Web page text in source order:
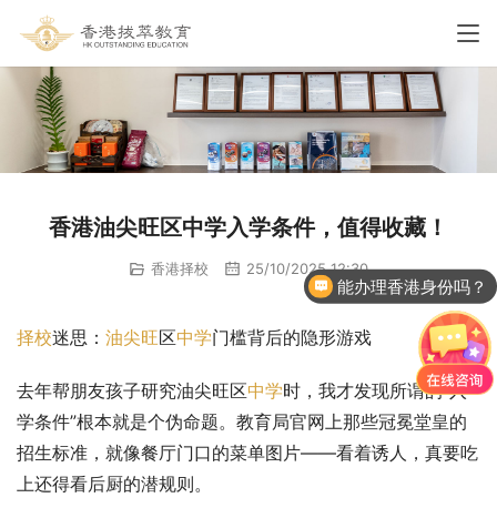
香港油尖旺区中学入学条件，值得收藏！
香港择校 25/10/2025 12:30
择校迷思： 油尖旺区中学门槛背后的隐形游戏
去年帮朋友孩子研究油尖旺区中学时，我才发现所谓的”入
学条件”根本就是个伪命题。教育局官网上那些冠冕堂皇的
招生标准，就像餐厅门口的菜单图片——看着诱人，真要吃
上还得看后厨的潜规则。
能办理香港身份吗？